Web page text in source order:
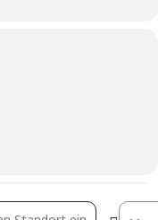
Estudio [uGIyz5G1Z]